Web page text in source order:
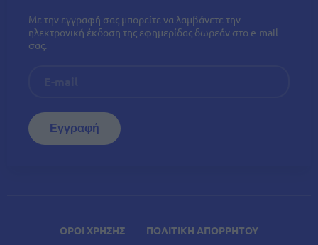
ΟΡΟΙ ΧΡΗΣΗΣ
ΠΟΛΙΤΙΚΗ ΑΠΟΡΡΗΤΟΥ
Με την εγγραφή σας μπορείτε να λαμβάνετε την
ηλεκτρονική έκδοση της εφημερίδας δωρεάν στο e-mail
σας.